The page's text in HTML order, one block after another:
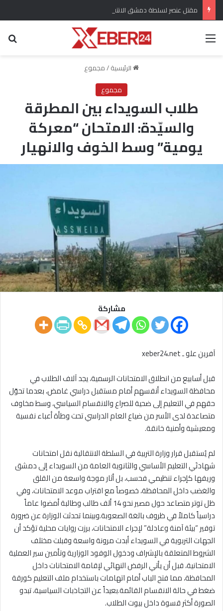
القائمة
الرئيسية/مجموع
مجموع
طلاب السويداء بين المطرقة
والسيّدة: الامتحان “معركة
يومية” وسط الخوف والانهيار
مشاركة
آفرين علو ـ xeber24.net
قبل أسابيع من انطلاق الامتحانات الرسمية، يجد آلاف الطلاب في
محافظة السويداء أنفسهم أمام مستقبل دراسي غامض، بعدما تحوّل
حقهم في التعليم إلى ضحية للصراع والانقسام السياسي، وسط مخاوف
متصاعدة لدى الأسر من ضياع العام الدراسي تحت وطأة أعباء نفسية
ومعيشية وأمنية خانقة.
لم يُستقبل قرار وزارة التربية في السلطة الانتقالية نقل امتحانات
شهادتَي التعليم الأساسي والثانوية العامة من السويداء إلى دمشق
وريفها كإجراء تنظيمي فحسب، بل أثار موجة واسعة من القلق
والغضب داخل المحافظة، خصوصاً مع اقتراب موعد الامتحانات، وفي
ظل توتر متصاعد حول مصير نحو 14 ألف طالب وطالبة أمضوا عاماً
دراسياً كاملاً في ظروف بالغة الصعوبة.وبينما تحدثت الوزارة عن ضرورة
توفير “بيئة آمنة وعادلة” لإجراء الامتحانات، برزت روايات محلية تؤكد أن
الجهات التربوية في السويداء أبدت مرونة واسعة وقبلت مختلف
الشروط المتعلقة بالإشراف ودخول الوفود الوزارية وتأمين سير العملية
الامتحانية، قبل أن يأتي الرفض النهائي لإقامة الامتحانات داخل
المحافظة، مما فتح الباب أمام اتهامات باستخدام ملف التعليم كورقة
ضغط في حالة الانقسام القائمة.بعيداً عن التجاذبات السياسية، تبدو
الصورة أكثر قسوة داخل بيوت الطلاب.